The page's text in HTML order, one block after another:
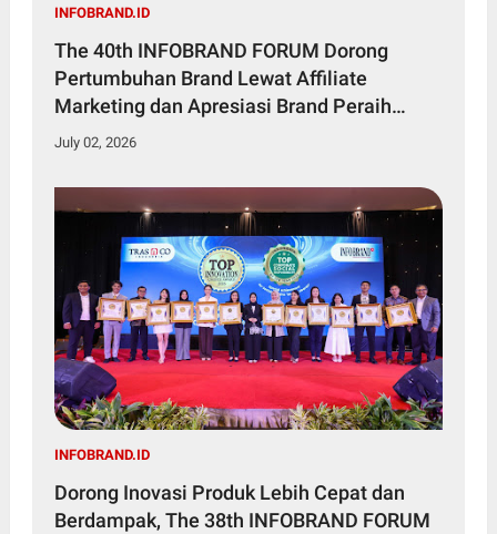
INFOBRAND.ID
The 40th INFOBRAND FORUM Dorong
Pertumbuhan Brand Lewat Affiliate
Marketing dan Apresiasi Brand Peraih
Brand Indonesia Excellence Award
July 02, 2026
INFOBRAND.ID
Dorong Inovasi Produk Lebih Cepat dan
Berdampak, The 38th INFOBRAND FORUM